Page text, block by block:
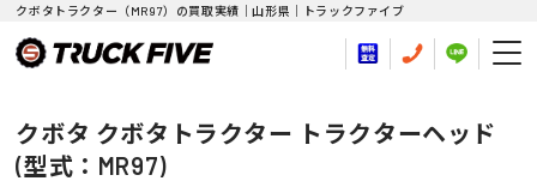
クボタトラクター（MR97）の買取実績｜山形県｜トラックファイブ
クボタ クボタトラクター トラクターヘッド
(型式：MR97)